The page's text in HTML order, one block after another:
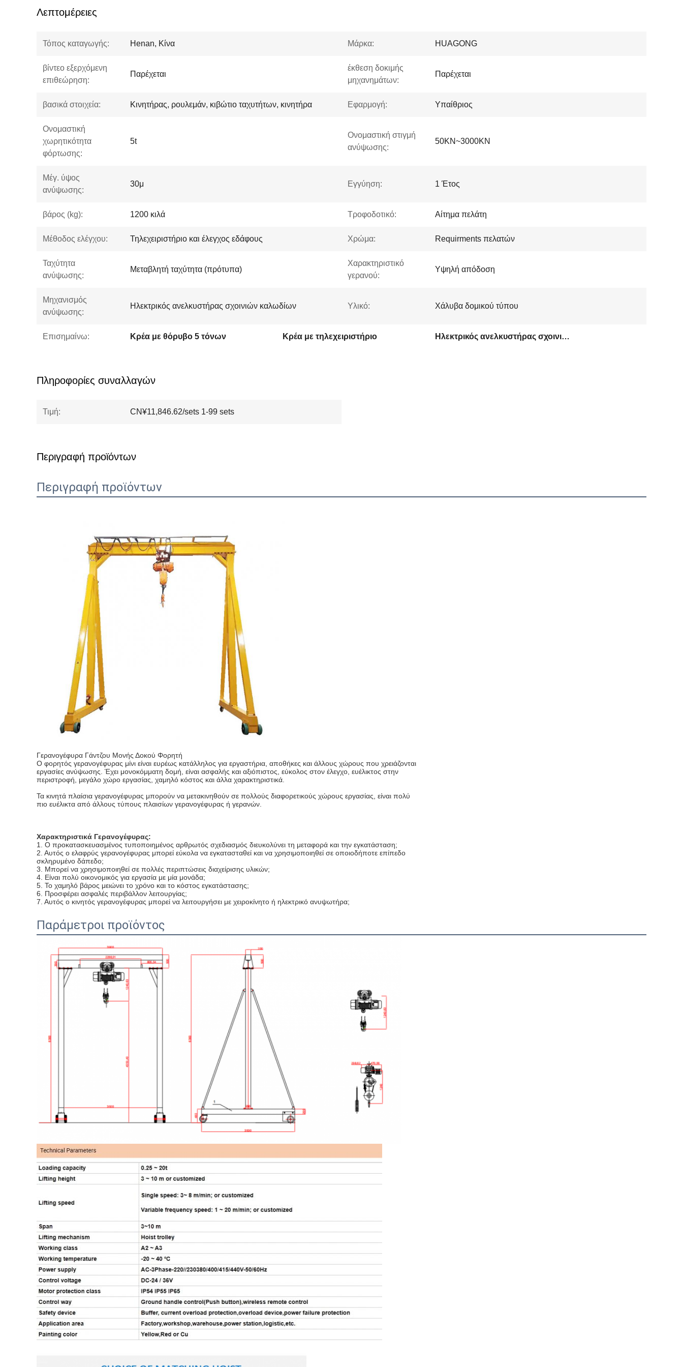
Λεπτομέρειες
Τόπος καταγωγής: Henan, Κίνα Μάρκα: HUAGONG
βίντεο εξερχόμενη
επιθεώρηση:
Παρέχεται
έκθεση δοκιμής
μηχανημάτων:
Παρέχεται
βασικά στοιχεία: Κινητήρας, ρουλεμάν, κιβώτιο ταχυτήτων, κινητήρα Εφαρμογή: Υπαίθριος
Ονομαστική
χωρητικότητα
φόρτωσης:
5t
Ονομαστική στιγμή
ανύψωσης:
50KN~3000KN
Μέγ. ύψος
ανύψωσης:
30μ Εγγύηση: 1 Έτος
βάρος (kg): 1200 κιλά Τροφοδοτικό: Αίτημα πελάτη
Μέθοδος ελέγχου: Τηλεχειριστήριο και έλεγχος εδάφους Χρώμα: Requirments πελατών
Ταχύτητα
ανύψωσης:
Μεταβλητή ταχύτητα (πρότυπα)
Χαρακτηριστικό
γερανού:
Υψηλή απόδοση
Μηχανισμός
ανύψωσης:
Ηλεκτρικός ανελκυστήρας σχοινιών καλωδίων Υλικό: Χάλυβα δομικού τύπου
Επισημαίνω: Κρέα με θόρυβο 5 τόνων Κρέα με τηλεχειριστήριο Ηλεκτρικός ανελκυστήρας σχοινιών καλωδίων
Πληροφορίες συναλλαγών
Τιμή: CN¥11,846.62/sets 1-99 sets
Περιγραφή προϊόντων
Περιγραφή προϊόντων
Γερανογέφυρα Γάντζου Μονής Δοκού Φορητή
Ο φορητός γερανογέφυρας μίνι είναι ευρέως κατάλληλος για εργαστήρια, αποθήκες και άλλους χώρους που χρειάζονται
εργασίες ανύψωσης. Έχει μονοκόμματη δομή, είναι ασφαλής και αξιόπιστος, εύκολος στον έλεγχο, ευέλικτος στην
περιστροφή, μεγάλο χώρο εργασίας, χαμηλό κόστος και άλλα χαρακτηριστικά.
Τα κινητά πλαίσια γερανογέφυρας μπορούν να μετακινηθούν σε πολλούς διαφορετικούς χώρους εργασίας, είναι πολύ
πιο ευέλικτα από άλλους τύπους πλαισίων γερανογέφυρας ή γερανών.
Χαρακτηριστικά Γερανογέφυρας:
1. Ο προκατασκευασμένος τυποποιημένος αρθρωτός σχεδιασμός διευκολύνει τη μεταφορά και την εγκατάσταση;
2. Αυτός ο ελαφρύς γερανογέφυρας μπορεί εύκολα να εγκατασταθεί και να χρησιμοποιηθεί σε οποιοδήποτε επίπεδο
σκληρυμένο δάπεδο;
3. Μπορεί να χρησιμοποιηθεί σε πολλές περιπτώσεις διαχείρισης υλικών;
4. Είναι πολύ οικονομικός για εργασία με μία μονάδα;
5. Το χαμηλό βάρος μειώνει το χρόνο και το κόστος εγκατάστασης;
6. Προσφέρει ασφαλές περιβάλλον λειτουργίας;
7. Αυτός ο κινητός γερανογέφυρας μπορεί να λειτουργήσει με χειροκίνητο ή ηλεκτρικό ανυψωτήρα;
Παράμετροι προϊόντος